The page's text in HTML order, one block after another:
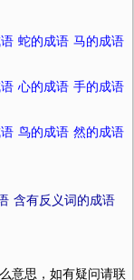
蛇的成语 马的成语
心的成语 手的成语
鸟的成语 然的成语
含有反义词的成语
意思，如有疑问请联